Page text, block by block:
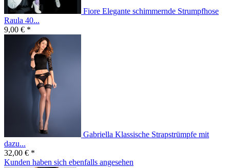
Fiore Elegante schimmernde Strumpfhose
Raula 40...
9,00 € *
Gabriella Klassische Strapstrümpfe mit
dazu...
32,00 € *
Kunden haben sich ebenfalls angesehen